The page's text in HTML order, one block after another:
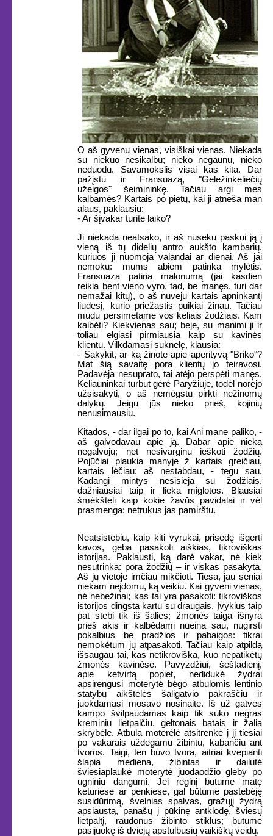
O aš gyvenu vienas, visiškai vienas. Niekada
su niekuo nesikalbu; nieko negaunu, nieko
neduodu. Savamokslis visai kas kita. Dar
pažįstu ir Fransuazą, "Geležinkeliečių
užeigos" šeimininkę. Tačiau argi mes
kalbamės? Kartais po pietų, kai ji atneša man
alaus, paklausiu:
- Ar šįvakar turite laiko?
Ji niekada neatsako, ir aš nuseku paskui ją į
vieną iš tų didelių antro aukšto kambarių,
kuriuos ji nuomoja valandai ar dienai. Aš jai
nemoku: mums abiem patinka mylėtis.
Fransuaza patiria malonumą (jai kasdien
reikia bent vieno vyro, tad, be manęs, turi dar
nemažai kitų), o aš nuveju kartais apninkantį
liūdesį, kurio priežastis puikiai žinau. Tačiau
mudu persimetame vos keliais žodžiais. Kam
kalbėti? Kiekvienas sau; beje, su manimi ji ir
toliau elgiasi pirmiausia kaip su kavinės
klientu. Vilkdamasi suknelę, klausia:
- Sakykit, ar ką žinote apie aperityvą "Briko"?
Mat šią savaitę pora klientų jo teiravosi.
Padavėja nesuprato, tai atėjo perspėti manęs.
Keliauninkai turbūt gėrė Paryžiuje, todėl norėjo
užsisakyti, o aš nemėgstu pirkti nežinomų
dalykų. Jeigu jūs nieko prieš, kojinių
nenusimausiu.
Kitados, - dar ilgai po to, kai Ani mane paliko, -
aš galvodavau apie ją. Dabar apie nieką
negalvoju; net nesivarginu ieškoti žodžių.
Pojūčiai plaukia manyje ž kartais greičiau,
kartais lėčiau; aš nestabdau, - tegu sau.
Kadangi mintys nesisieja su žodžiais,
dažniausiai taip ir lieka miglotos. Blausiai
šmėkšteli kaip kokie žavūs pavidalai ir vėl
prasmenga: netrukus jas pamirštu.
Neatsistebiu, kaip kiti vyrukai, prisėdę išgerti
kavos, geba pasakoti aiškias, tikroviškas
istorijas. Paklausti, ką darė vakar, nė kiek
nesutrinka: pora žodžių – ir viskas pasakyta.
Aš jų vietoje imčiau mikčioti. Tiesa, jau seniai
niekam neįdomu, ką veikiu. Kai gyveni vienas,
nė nebežinai; kas tai yra pasakoti: tikroviškos
istorijos dingsta kartu su draugais. Įvykius taip
pat stebi tik iš šalies; žmonės taiga išnyra
prieš akis ir kalbėdami nueina sau, nugirsti
pokalbius be pradžios ir pabaigos: tikrai
nemokėtum jų atpasakoti. Tačiau kaip atpildą
išsaugau tai, kas netikroviška, kuo nepatikėtų
žmonės kavinėse. Pavyzdžiui, šeštadienį,
apie ketvirtą popiet, nedidukė žydrai
apsirengusi moterytė bėgo atbulomis lentinio
statybų aikštelės šaligatvio pakraščiu ir
juokdamasi mosavo nosinaite. Iš už gatvės
kampo švilpaudamas kaip tik suko negras
kreminiu lietpalčiu, geltonais batais ir žalia
skrybėle. Atbula moterėlė atsitrenkė į jį tiesiai
po vakarais uždegamu žibintu, kabančiu ant
tvoros. Taigi, ten buvo tvora, aitriai kvepianti
šlapia mediena, žibintas ir dailutė
šviesiaplaukė moterytė juodaodžio glėby po
ugniniu dangumi. Jei reginį būtume matę
keturiese ar penkiese, gal būtume pastebėję
susidūrimą, švelnias spalvas, gražųjį žydrą
apsiaustą, panašų į pūkinę antklodę, šviesų
lietpaltį, raudonus žibinto stiklus; būtume
pasijuokę iš dviejų apstulbusių vaikiškų veidų.